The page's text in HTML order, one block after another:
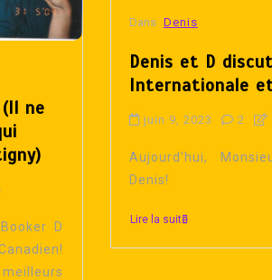
(Il ne
D
Dans Denis
Denis et D
Internationale
juin 9, 2023 2
Aujourd'hui,
Denis!
Lire la suite